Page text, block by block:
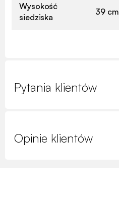
Wysokość
siedziska
39 cm
Pytania klientów
Opinie klientów